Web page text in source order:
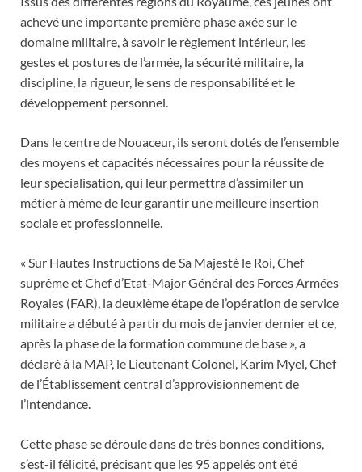
achevé une importante première phase axée sur le
domaine militaire, à savoir le règlement intérieur, les
gestes et postures de l’armée, la sécurité militaire, la
discipline, la rigueur, le sens de responsabilité et le
développement personnel.
Dans le centre de Nouaceur, ils seront dotés de l’ensemble
des moyens et capacités nécessaires pour la réussite de
leur spécialisation, qui leur permettra d’assimiler un
métier à même de leur garantir une meilleure insertion
sociale et professionnelle.
« Sur Hautes Instructions de Sa Majesté le Roi, Chef
suprême et Chef d’Etat-Major Général des Forces Armées
Royales (FAR), la deuxième étape de l’opération de service
militaire a débuté à partir du mois de janvier dernier et ce,
après la phase de la formation commune de base », a
déclaré à la MAP, le Lieutenant Colonel, Karim Myel, Chef
de l’Établissement central d’approvisionnement de
l’intendance.
Cette phase se déroule dans de très bonnes conditions,
s’est-il félicité, précisant que les 95 appelés ont été